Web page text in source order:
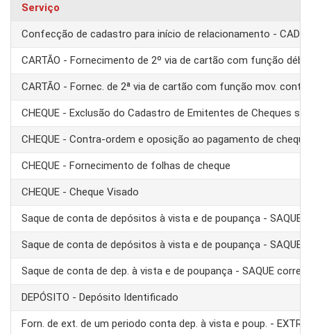
Serviço
Confecção de cadastro para início de relacionamento -
CARTÃO - Fornecimento de 2º via de cartão com função
CARTÃO - Fornec. de 2ª via de cartão com função mov. conta
CHEQUE - Exclusão do Cadastro de Emitentes de Cheques
CHEQUE - Contra-ordem e oposição ao pagamento de cheque
CHEQUE - Fornecimento de folhas de cheque
CHEQUE - Cheque Visado
Saque de conta de depósitos à vista e de poupança - SAQUE
Saque de conta de depósitos à vista e de poupança - SAQUE
Saque de conta de dep. à vista e de poupança - SAQUE
DEPÓSITO - Depósito Identificado
Forn. de ext. de um periodo conta dep. à vista e poup. -